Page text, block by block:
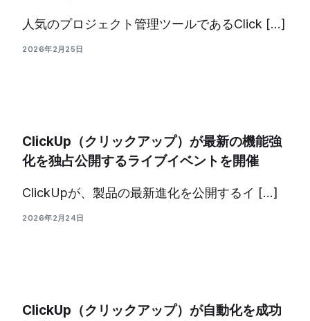
人気のプロジェクト管理ツールであるClick […]
2026年2月25日
ClickUp（クリックアップ）が最新の機能強
化を独占公開するライブイベントを開催
ClickUpが、製品の最新進化を公開するイ […]
2026年2月24日
ClickUp（クリックアップ）が自動化を成功